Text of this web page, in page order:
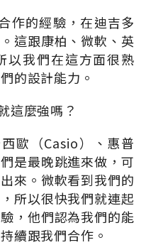
作的經驗，在迪吉多
這跟康柏、微軟、英
以我們在這方面很熟
的設計能力。
這麼強嗎？
歐（Casio）、惠普
是最晚跳進來做，可
來。微軟看到我們的
所以很快我們就連起
，他們認為我們的能
續跟我們合作。